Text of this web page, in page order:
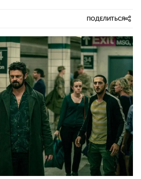
ПОДЕЛИТЬСЯ